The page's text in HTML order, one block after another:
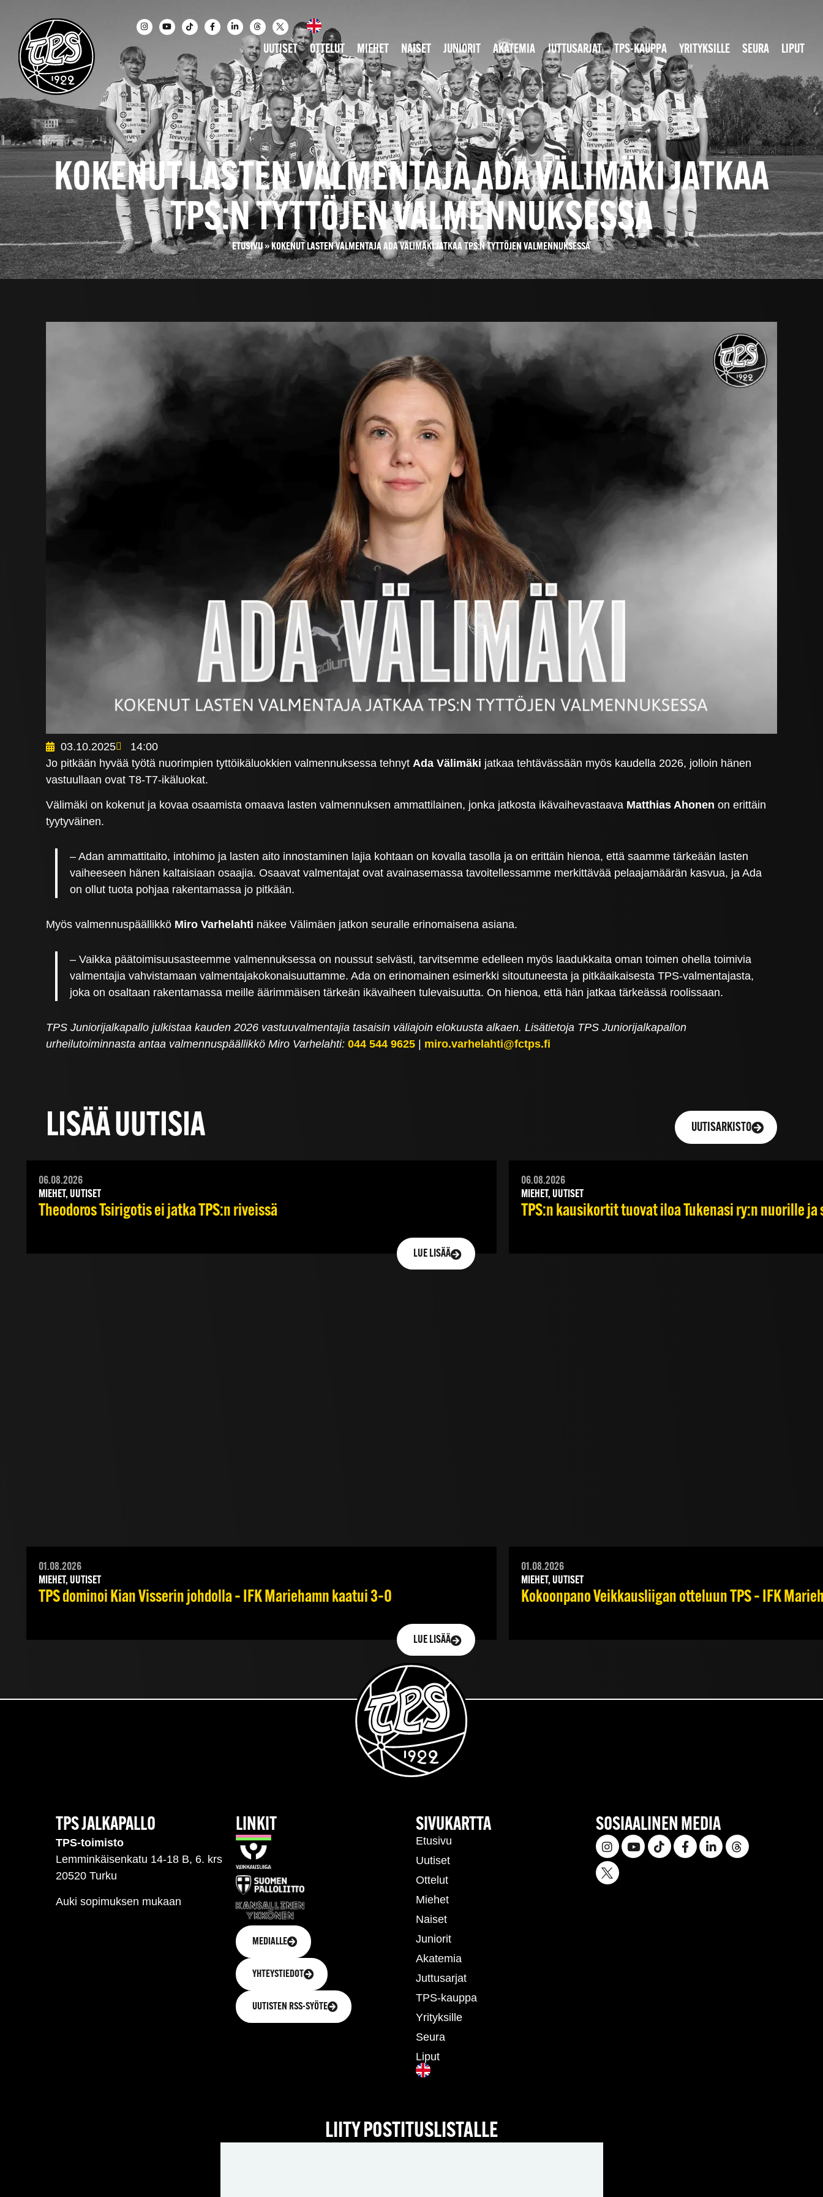
UUTISET OTTELUT MIEHET NAISET JUNIORIT AKATEMIA JUTTUSARJAT TPS-KAUPPA YRITYKSILLE SEURA LIPUT
KOKENUT LASTEN VALMENTAJA ADA VÄLIMÄKI JATKAA
TPS:N TYTTÖJEN VALMENNUKSESSA
ETUSIVU»KOKENUT LASTEN VALMENTAJA ADA VÄLIMÄKI JATKAA TPS:N TYTTÖJEN VALMENNUKSESSA
03.10.2025
14:00
Jo pitkään hyvää työtä nuorimpien tyttöikäluokkien valmennuksessa tehnyt Ada Välimäki jatkaa tehtävässään myös kaudella 2026, jolloin hänen
vastuullaan ovat T8-T7-ikäluokat.
Välimäki on kokenut ja kovaa osaamista omaava lasten valmennuksen ammattilainen, jonka jatkosta ikävaihevastaava Matthias Ahonenon erittäin
tyytyväinen.
– Adan ammattitaito, intohimo ja lasten aito innostaminen lajia kohtaan on kovalla tasolla ja on erittäin hienoa, että saamme tärkeään lasten
vaiheeseen hänen kaltaisiaan osaajia. Osaavat valmentajat ovat avainasemassa tavoitellessamme merkittävää pelaajamäärän kasvua, ja Ada
on ollut tuota pohjaa rakentamassa jo pitkään.
Myös valmennuspäällikkö Miro Varhelahti näkee Välimäen jatkon seuralle erinomaisena asiana.
– Vaikka päätoimisuusasteemme valmennuksessa on noussut selvästi, tarvitsemme edelleen myös laadukkaita oman toimen ohella toimivia
valmentajia vahvistamaan valmentajakokonaisuuttamme. Ada on erinomainen esimerkki sitoutuneesta ja pitkäaikaisesta TPS-valmentajasta,
joka on osaltaan rakentamassa meille äärimmäisen tärkeän ikävaiheen tulevaisuutta. On hienoa, että hän jatkaa tärkeässä roolissaan.
TPS Juniorijalkapallo julkistaa kauden 2026 vastuuvalmentajia tasaisin väliajoin elokuusta alkaen. Lisätietoja TPS Juniorijalkapallon
urheilutoiminnasta antaa valmennuspäällikkö Miro Varhelahti:044 544 9625 | miro.varhelahti@fctps.fi
LISÄÄ UUTISIA UUTISARKISTO
06.08.2026
MIEHET, UUTISET
Theodoros Tsirigotis ei jatka TPS:n riveissä
LUE LISÄÄ
06.08.2026
MIEHET, UUTISET
TPS:n kausikortit tuovat iloa Tukenasi ry:n nuorille ja
01.08.2026
MIEHET, UUTISET
TPS dominoi Kian Visserin johdolla – IFK Mariehamn kaatui 3–0
LUE LISÄÄ
01.08.2026
MIEHET, UUTISET
Kokoonpano Veikkausliigan otteluun TPS – IFK
TPS JALKAPALLO
TPS-toimisto
Lemminkäisenkatu 14-18 B, 6. krs
20520 Turku
Auki sopimuksen mukaan
LINKIT
MEDIALLE
YHTEYSTIEDOT
UUTISTEN RSS-SYÖTE
SIVUKARTTA
Etusivu
Uutiset
Ottelut
Miehet
Naiset
Juniorit
Akatemia
Juttusarjat
TPS-kauppa
Yrityksille
Seura
Liput
SOSIAALINEN MEDIA
LIITY POSTITUSLISTALLE